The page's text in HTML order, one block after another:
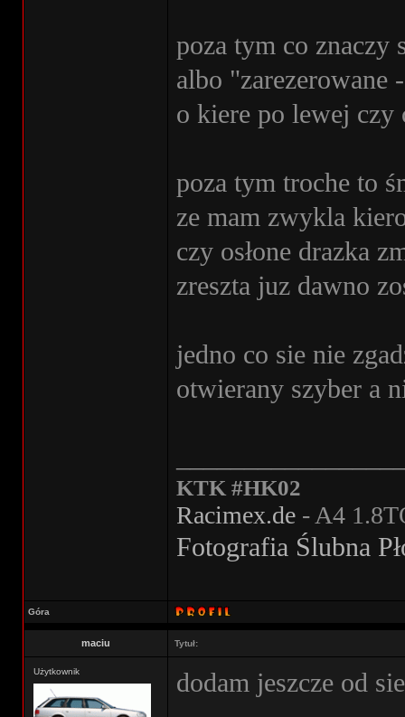
poza tym co znaczy
albo "zarezerowane
o kiere po lewej czy
poza tym troche to
ze mam zwykla
czy osłone drazka
zreszta juz dawno
jedno co sie nie
otwierany szyber a
KTK #HK02
Racimex.de - A4
Fotografia Ślubna
Góra
maciu Tytuł:
Użytkownik dodam jeszcze od